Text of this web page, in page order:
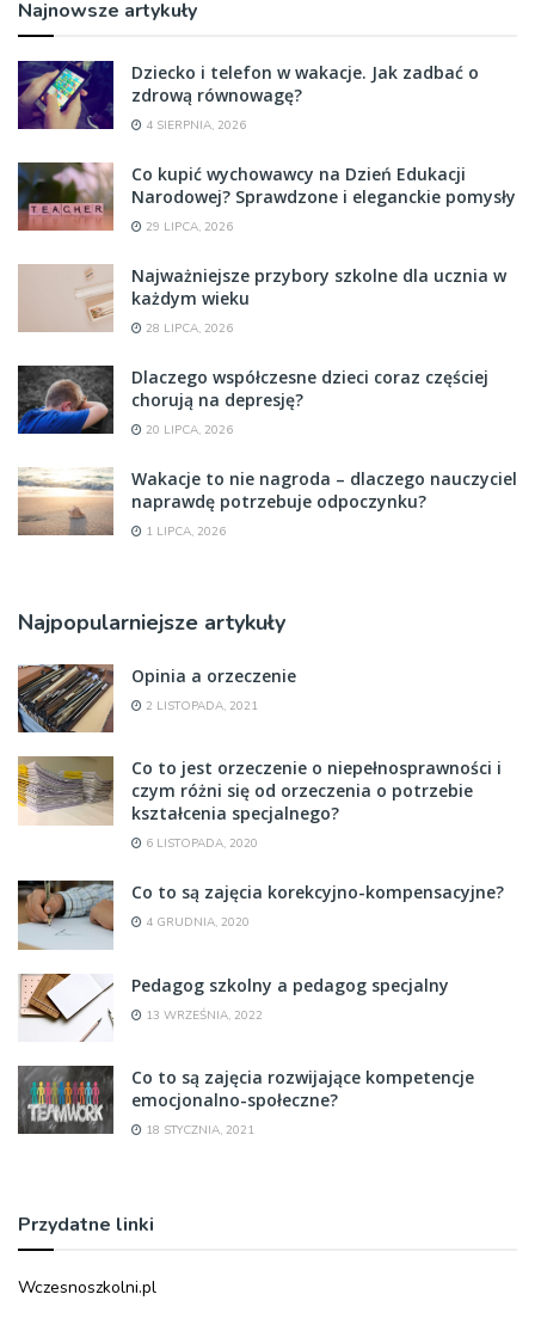
Najnowsze artykuły
Dziecko i telefon w wakacje. Jak zadbać o
zdrową równowagę?
4 SIERPNIA, 2026
Co kupić wychowawcy na Dzień Edukacji
Narodowej? Sprawdzone i eleganckie pomysły
29 LIPCA, 2026
Najważniejsze przybory szkolne dla ucznia w
każdym wieku
28 LIPCA, 2026
Dlaczego współczesne dzieci coraz częściej
chorują na depresję?
20 LIPCA, 2026
Wakacje to nie nagroda – dlaczego nauczyciel
naprawdę potrzebuje odpoczynku?
1 LIPCA, 2026
Najpopularniejsze artykuły
Opinia a orzeczenie
2 LISTOPADA, 2021
Co to jest orzeczenie o niepełnosprawności i
czym różni się od orzeczenia o potrzebie
kształcenia specjalnego?
6 LISTOPADA, 2020
Co to są zajęcia korekcyjno-kompensacyjne?
4 GRUDNIA, 2020
Pedagog szkolny a pedagog specjalny
13 WRZEŚNIA, 2022
Co to są zajęcia rozwijające kompetencje
emocjonalno-społeczne?
18 STYCZNIA, 2021
Przydatne linki
Wczesnoszkolni.pl